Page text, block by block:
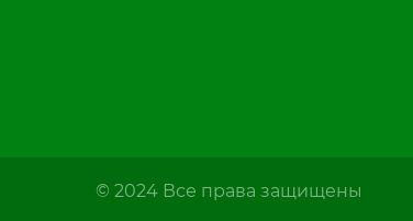
© 2024 Все права защищены